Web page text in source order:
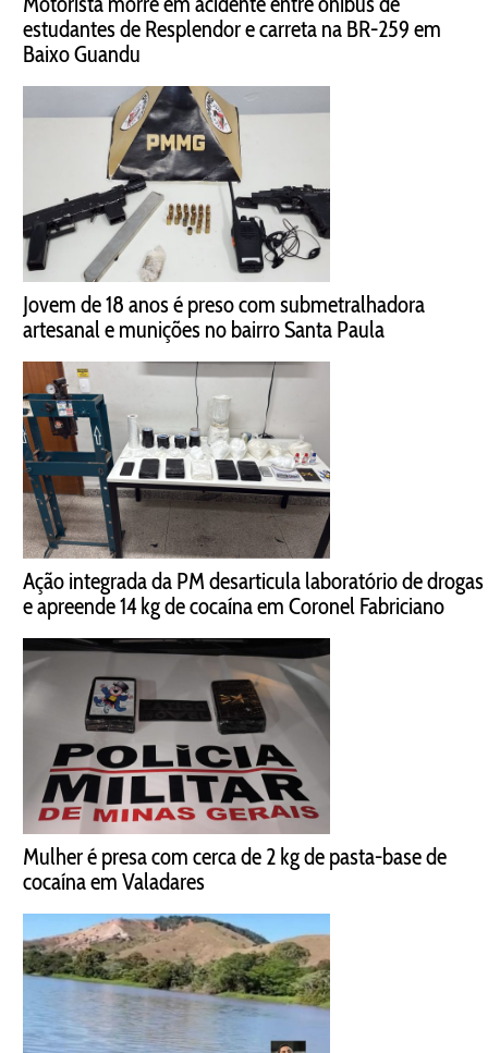
estudantes de Resplendor e carreta na BR-259 em
Baixo Guandu
Jovem de 18 anos é preso com submetralhadora
artesanal e munições no bairro Santa Paula
Ação integrada da PM desarticula laboratório de drogas
e apreende 14 kg de cocaína em Coronel Fabriciano
Mulher é presa com cerca de 2 kg de pasta-base de
cocaína em Valadares